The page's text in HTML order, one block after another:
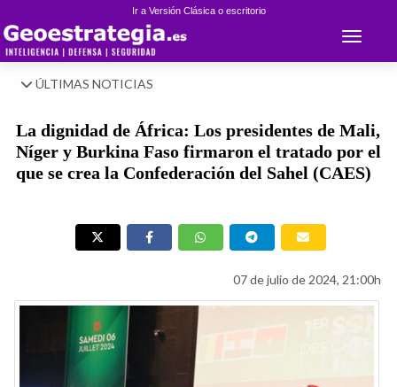
Ir a Versión Clásica o escritorio
Toggle
ÚLTIMAS NOTICIAS
La dignidad de África: Los presidentes de Mali,
Níger y Burkina Faso firmaron el tratado por el
que se crea la Confederación del Sahel (CAES)
07 de julio de 2024, 21:00h